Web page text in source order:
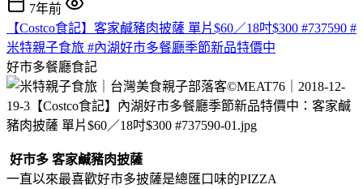
7年前
【Costco食記】客家鹹豬肉披薩 單片$60／18吋$300 #737590 #
米特親子食旅 #內湖好市多餐廳季節新品特價中
好市多餐廳食記
好市多 客家鹹豬肉披薩
一直以來最喜歡好市多披薩是總匯口味的PIZZA